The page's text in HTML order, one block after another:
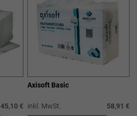
45,10 €
Axisoft Basic
inkl. MwSt. 58,91 €